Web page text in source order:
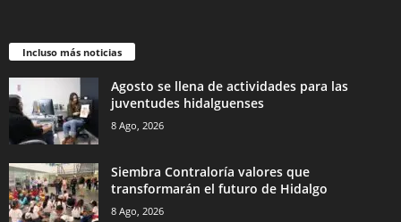
Incluso más noticias
Agosto se llena de actividades para las
juventudes hidalguenses
8 Ago, 2026
Siembra Contraloría valores que
transformarán el futuro de Hidalgo
8 Ago, 2026